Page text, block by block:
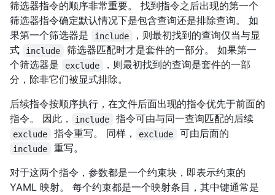
筛选器指令的顺序非常重要。 找到指令之后出现的第一个
筛选器指令确定默认情况下是包含查询还是排除查询。 如
果第一个筛选器是
include
，则最初找到的查询仅当与显
式
include
筛选器匹配时才是套件的一部分。 如果第一
个筛选器是
exclude
，则最初找到的查询是套件的一部
分，除非它们被显式排除。
后续指令按顺序执行，在文件后面出现的指令优先于前面的
指令。 因此，
include 指令可由与同一查询匹配的后续
exclude 指令重写。 同样， exclude 可由后面的
include
重写。
对于这两个指令，参数都是一个约束块，即表示约束的
YAML 映射。 每个约束都是一个映射条目，其中键通常是